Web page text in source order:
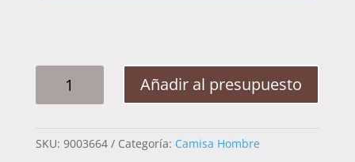
HOMBRE
TINTO
Añadir al presupuesto
SKU: 9003664 Categoría: Camisa Hombre